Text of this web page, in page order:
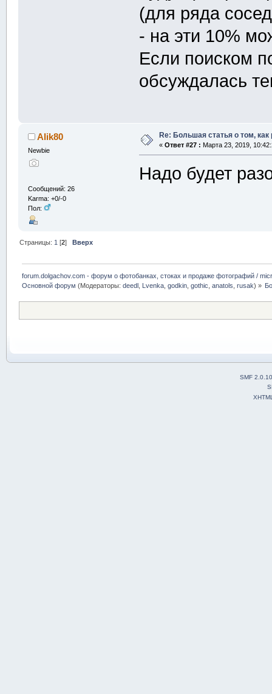
(для ряда
- на эти 10%
Если поиском
обсуждалась
Alik80
Newbie
Сообщений: 26
Karma: +0/-0
Пол:
Re: Большая статья о том, как
« Ответ #27 : Марта 23, 2019,
Надо будет
Страницы: 1 [2]Вверх
forum.dolgachov.com - форум о фотобанках, стоках и продаже фотографий /
Основной форум (Модераторы:deedl Lvenka ,godkin ,gothic ,anatols ,rusak) »
SMF